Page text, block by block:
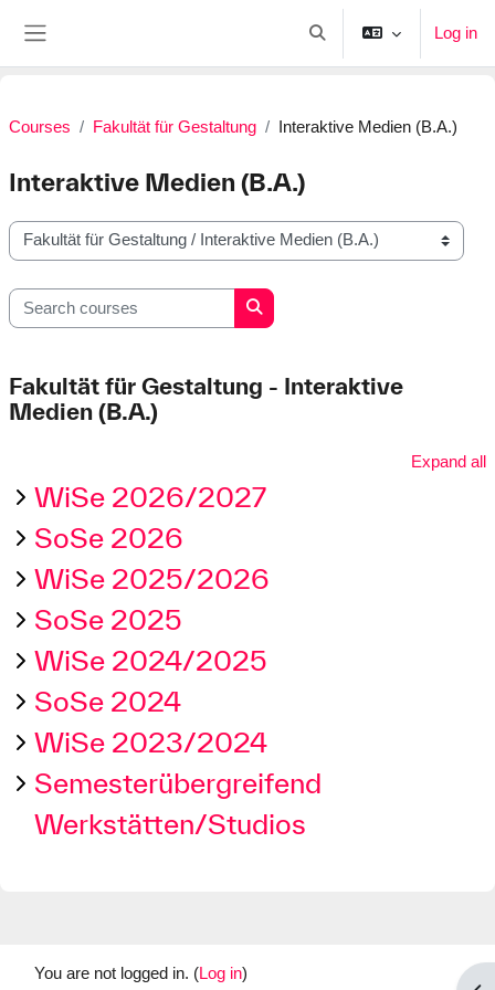
Toggle search input
Log in
Courses Fakultät für Gestaltung Interaktive Medien (B.A.)
Interaktive Medien (B.A.)
Course categories
Search courses
Search courses
Fakultät für Gestaltung - Interaktive
Medien (B.A.)
Expand all
WiSe 2026/2027
SoSe 2026
WiSe 2025/2026
SoSe 2025
WiSe 2024/2025
SoSe 2024
WiSe 2023/2024
Semesterübergreifend
Werkstätten/Studios
You are not logged in. (Log in)